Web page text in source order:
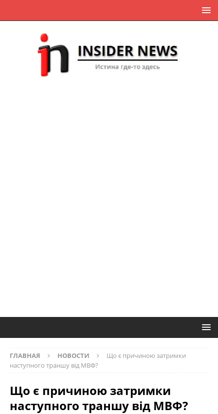
ГЛАВНАЯ НОВОСТИ
Що є причиною затримки
наступного траншу від МВФ?
Що є причиною затримки
наступного траншу від МВФ?